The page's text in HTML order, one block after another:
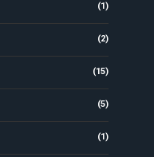
(1)
(2)
(15)
(5)
(1)